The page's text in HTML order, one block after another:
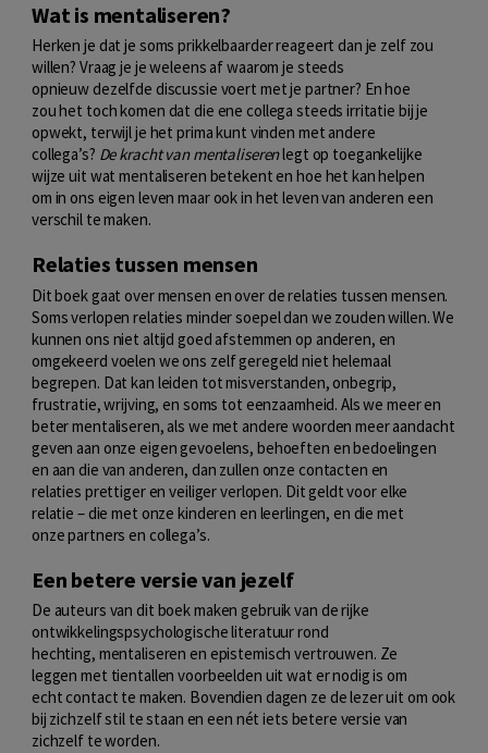
Wat is mentaliseren?
Herken je dat je soms prikkelbaarder reageert dan je zelf zou
willen? Vraag je je weleens af waarom je steeds
opnieuw dezelfde discussie voert met je partner? En hoe
zou het toch komen dat die ene collega steeds irritatie bij je
opwekt, terwijl je het prima kunt vinden met andere
collega’s? De kracht van mentaliserenlegt op toegankelijke
wijze uit wat mentaliseren betekent en hoe het kan helpen
om in ons eigen leven maar ook in het leven van anderen een
verschil te maken.
Relaties tussen mensen
Dit boek gaat over mensen en over de relaties tussen mensen.
Soms verlopen relaties minder soepel dan we zouden willen. We
kunnen ons niet altijd goed afstemmen op anderen, en
omgekeerd voelen we ons zelf geregeld niet helemaal
begrepen. Dat kan leiden tot misverstanden, onbegrip,
frustratie, wrijving, en soms tot eenzaamheid. Als we meer en
beter mentaliseren, als we met andere woorden meer aandacht
geven aan onze eigen gevoelens, behoeften en bedoelingen
en aan die van anderen, dan zullen onze contacten en
relaties prettiger en veiliger verlopen. Dit geldt voor elke
relatie – die met onze kinderen en leerlingen, en die met
onze partners en collega’s.
Een betere versie van jezelf
De auteurs van dit boek maken gebruik van de rijke
ontwikkelingspsychologische literatuur rond
hechting, mentaliseren en epistemisch vertrouwen. Ze
leggen met tientallen voorbeelden uit wat er nodig is om
echt contact te maken. Bovendien dagen ze de lezer uit om ook
bij zichzelf stil te staan en een nét iets betere versie van
zichzelf te worden.